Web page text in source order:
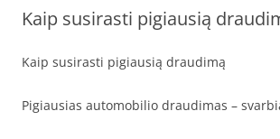
Kaip susirasti pigiausią
Kaip susirasti pigiausią draudimą
Pigiausias automobilio draudimas –